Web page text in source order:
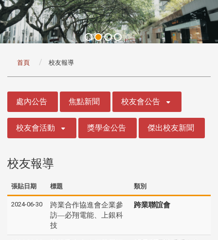
首頁 校友報導
處內公告 焦點新聞 校友會公告
校友會活動 獎學金公告 傑出校友新聞
校友報導
張貼日期 標題 類別
2024-06-30
跨業合作協進會企業參
訪—必翔電能、上銀科
技
跨業聯誼會